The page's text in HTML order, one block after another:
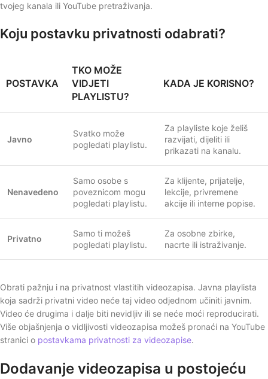
tvojeg kanala ili YouTube pretraživanja.
Koju postavku privatnosti odabrati?
POSTAVKA
TKO MOŽE
VIDJETI
PLAYLISTU?
KADA JE KORISNO?
Javno
Svatko može
pogledati playlistu.
Za playliste koje želiš
razvijati, dijeliti ili
prikazati na kanalu.
Nenavedeno
Samo osobe s
poveznicom mogu
pogledati playlistu.
Za klijente, prijatelje,
lekcije, privremene
akcije ili interne popise.
Privatno
Samo ti možeš
pogledati playlistu.
Za osobne zbirke,
nacrte ili istraživanje.
Obrati pažnju i na privatnost vlastitih videozapisa. Javna playlista
koja sadrži privatni video neće taj video odjednom učiniti javnim.
Video će drugima i dalje biti nevidljiv ili se neće moći reproducirati.
Više objašnjenja o vidljivosti videozapisa možeš pronaći na YouTube
stranici o postavkama privatnosti za videozapise.
Dodavanje videozapisa u postojeću